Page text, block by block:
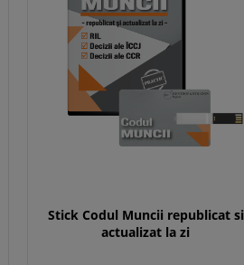
Stick Codul Muncii republicat si
actualizat la zi